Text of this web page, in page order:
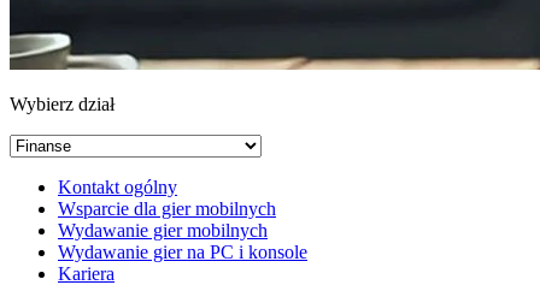
Wybierz dział
Kontakt ogólny
Wsparcie dla gier mobilnych
Wydawanie gier mobilnych
Wydawanie gier na PC i konsole
Kariera